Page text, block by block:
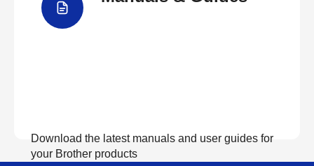
Download the latest manuals and user guides for
your Brother products